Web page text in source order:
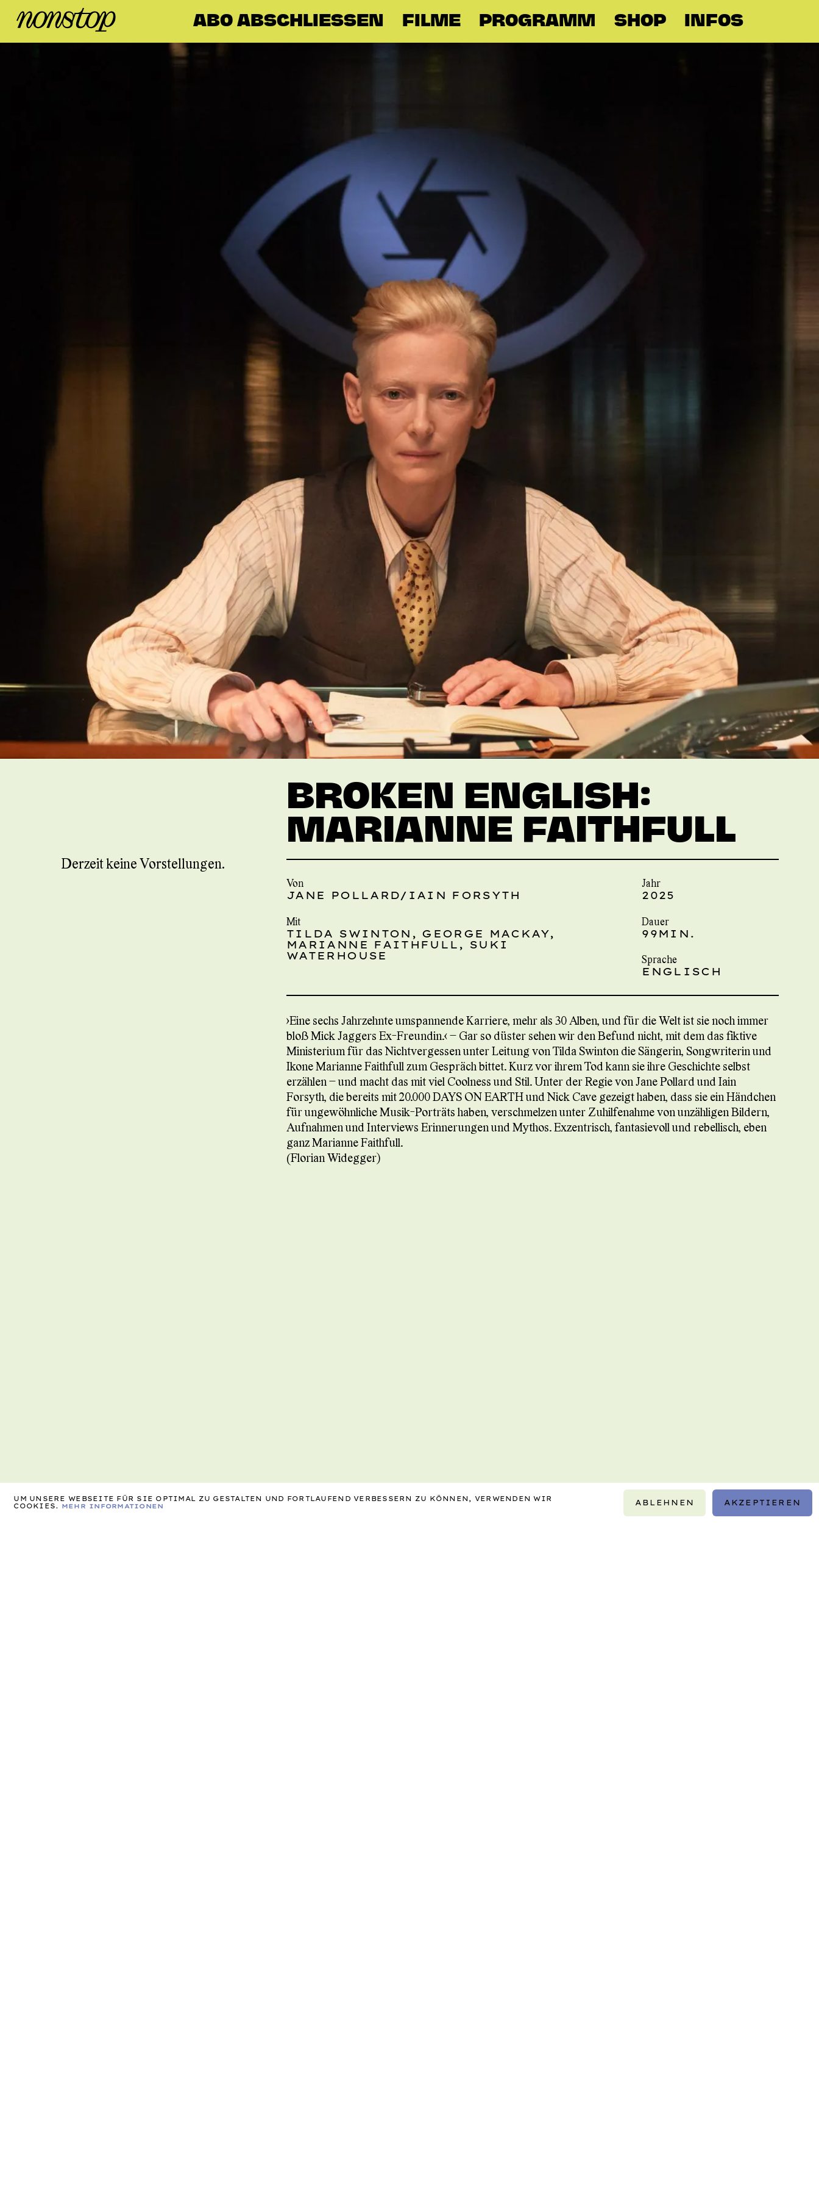
ABO ABSCHLIESSEN FILME PROGRAMM SHOP INFOS
Derzeit keine Vorstellungen.
BROKEN ENGLISH:
MARIANNE FAITHFULL
Von
JANE POLLARD/IAIN FORSYTH
Mit
TILDA SWINTON, GEORGE MACKAY,
MARIANNE FAITHFULL, SUKI
WATERHOUSE
Jahr
2025
Dauer
99MIN.
Sprache
ENGLISCH
»Eine sechs Jahrzehnte umspannende Karriere, mehr als 30 Alben, und für die Welt ist sie noch immer
bloß Mick Jaggers Ex-Freundin.« – Gar so düster sehen wir den Befund nicht, mit dem das fiktive
Ministerium für das Nichtvergessen unter Leitung von Tilda Swinton die Sängerin, Songwriterin und
Ikone Marianne Faithfull zum Gespräch bittet. Kurz vor ihrem Tod kann sie ihre Geschichte selbst
erzählen – und macht das mit viel Coolness und Stil. Unter der Regie von Jane Pollard und Iain
Forsyth, die bereits mit 20.000 DAYS ON EARTH und Nick Cave gezeigt haben, dass sie ein Händchen
für ungewöhnliche Musik-Porträts haben, verschmelzen unter Zuhilfenahme von unzähligen Bildern,
Aufnahmen und Interviews Erinnerungen und Mythos. Exzentrisch, fantasievoll und rebellisch, eben
ganz Marianne Faithfull.
(Florian Widegger)
UM UNSERE WEBSEITE FÜR SIE OPTIMAL ZU GESTALTEN UND FORTLAUFEND VERBESSERN ZU KÖNNEN, VERWENDEN WIR
COOKIES. MEHR INFORMATIONEN ABLEHNEN AKZEPTIEREN